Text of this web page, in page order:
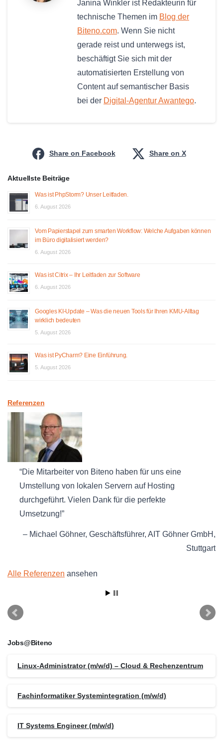
Janina Winkler ist Redakteurin für
technische Themen im Blog der
Biteno.com. Wenn Sie nicht
gerade reist und unterwegs ist,
beschäftigt Sie sich mit der
automatisierten Erstellung von
Content auf semantischer Basis
bei der Digital-Agentur Awantego.
Share on Facebook Share on X
Aktuellste Beiträge
Was ist PhpStorm? Unser Leitfaden.
6. August 2026
Vom Papierstapel zum smarten Workflow: Welche Aufgaben können
im Büro digitalisiert werden?
6. August 2026
Was ist Citrix – Ihr Leitfaden zur Software
6. August 2026
Googles KI-Update – Was die neuen Tools für Ihren KMU-Alltag
wirklich bedeuten
5. August 2026
Was ist PyCharm? Eine Einführung.
5. August 2026
Referenzen
Die Mitarbeiter von Biteno haben für uns eine
Umstellung von lokalen Servern auf Hosting
durchgeführt. Vielen Dank für die perfekte
Umsetzung!
Michael Göhner Geschäftsführer AIT Göhner GmbH
Stuttgart
Alle Referenzen ansehen
Jobs@Biteno
Linux-Administrator (m/w/d) – Cloud & Rechenzentrum
Fachinformatiker Systemintegration (m/w/d)
IT Systems Engineer (m/w/d)